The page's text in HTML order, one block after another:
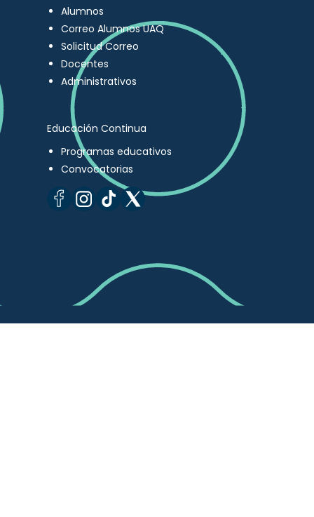
Alumnos
Correo Alumnos UAQ
Solicitud Correo
Docentes
Administrativos
Educación Continua
Programas educativos
Convocatorias